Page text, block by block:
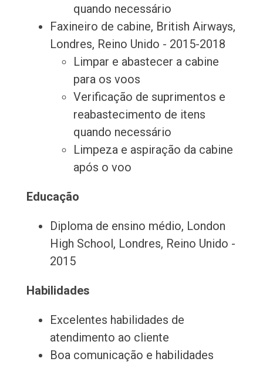
quando necessário
Faxineiro de cabine, British Airways,
Londres, Reino Unido - 2015-2018
Limpar e abastecer a cabine
para os voos
Verificação de suprimentos e
reabastecimento de itens
quando necessário
Limpeza e aspiração da cabine
após o voo
Educação
Diploma de ensino médio, London
High School, Londres, Reino Unido -
2015
Habilidades
Excelentes habilidades de
atendimento ao cliente
Boa comunicação e habilidades